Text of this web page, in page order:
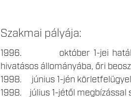
Szakmai pályája:
1996. október 1-jei hatállyal
hivatásos állományába, őri
1998. június 1-jén
1998. július 1-jétől megbízással